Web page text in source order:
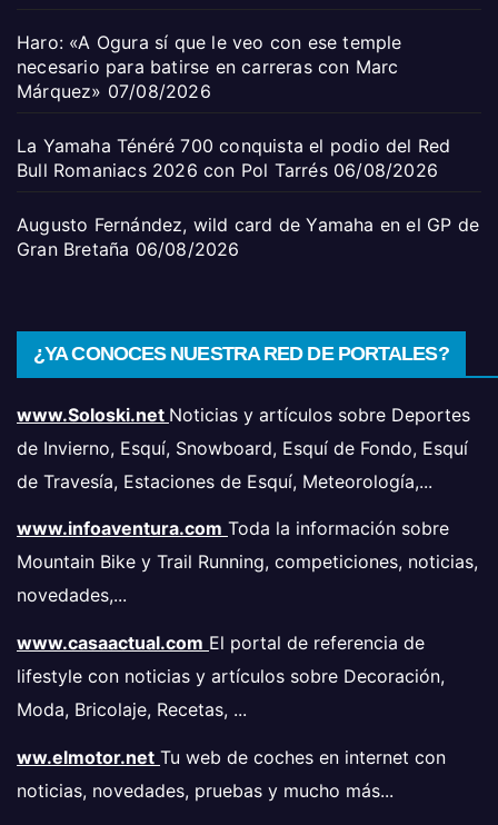
Haro: «A Ogura sí que le veo con ese temple
necesario para batirse en carreras con Marc
Márquez» 07/08/2026
La Yamaha Ténéré 700 conquista el podio del Red
Bull Romaniacs 2026 con Pol Tarrés 06/08/2026
Augusto Fernández, wild card de Yamaha en el GP de
Gran Bretaña 06/08/2026
¿YA CONOCES NUESTRA RED DE PORTALES?
www.Soloski.net Noticias y artículos sobre Deportes
de Invierno, Esquí, Snowboard, Esquí de Fondo, Esquí
de Travesía, Estaciones de Esquí, Meteorología,...
www.infoaventura.com Toda la información sobre
Mountain Bike y Trail Running, competiciones, noticias,
novedades,...
www.casaactual.com El portal de referencia de
lifestyle con noticias y artículos sobre Decoración,
Moda, Bricolaje, Recetas, ...
ww.elmotor.net Tu web de coches en internet con
noticias, novedades, pruebas y mucho más...